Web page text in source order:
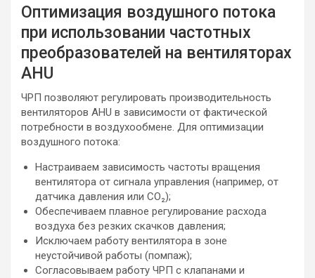
Оптимизация воздушного потока
при использовании частотных
преобразователей на вентиляторах
AHU
ЧРП позволяют регулировать производительность
вентиляторов AHU в зависимости от фактической
потребности в воздухообмене. Для оптимизации
воздушного потока:
Настраиваем зависимость частоты вращения
вентилятора от сигнала управления (например, от
датчика давления или CO₂);
Обеспечиваем плавное регулирование расхода
воздуха без резких скачков давления;
Исключаем работу вентилятора в зоне
неустойчивой работы (помпаж);
Согласовываем работу ЧРП с клапанами и